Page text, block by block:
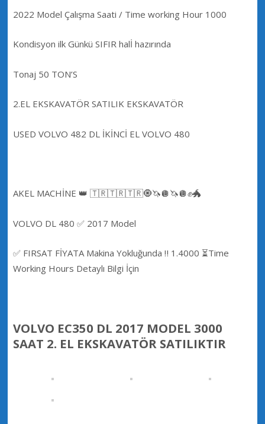
2022 Model Çalışma Saati / Time working Hour 1000
Kondisyon ilk Günkü SIFIR halİ hazırında
Tonaj 50 TON’S
2.EL EKSKAVATÖR SATILIK EKSKAVATÖR
USED VOLVO 482 DL İKİNCİ EL VOLVO 480
AKEL MACHİNE 👑 🇹🇷🇹🇷🇹🇷🧿🦄🪩🦄🪩✊🐲
VOLVO DL 480 ✅ 2017 Model
✅ FIRSAT FİYATA Makina Yokluğunda ‼️ 1.4000 ⏳Time
Working Hours Detaylı Bilgi İçin
VOLVO EC350 DL 2017 MODEL 3000
SAAT 2. EL EKSKAVATÖR SATILIKTIR